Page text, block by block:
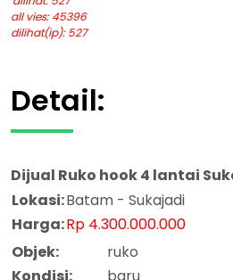
all vies: 45396
dilihat(ip): 527
Detail:
Dijual Ruko hook 4 lantai
Lokasi:Batam - Sukajadi
Harga:Rp 4.300.000.000
Objek:
ruko
Kondisi:
baru